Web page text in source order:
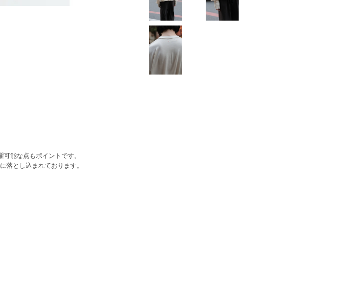
能な点もポイントです。
落とし込まれております。